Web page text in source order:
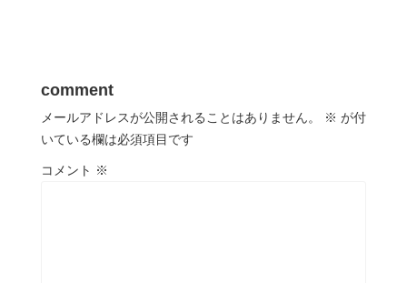
comment
メールアドレスが公開されることはありません。 ※ が付
いている欄は必須項目です
コメント ※